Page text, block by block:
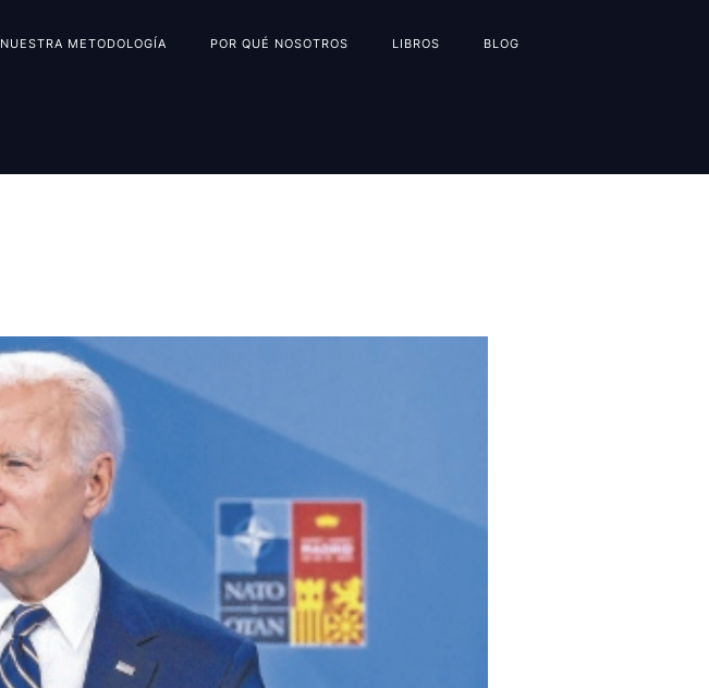
NUESTRA METODOLOGÍA POR QUÉ NOSOTROS LIBROS BLOG